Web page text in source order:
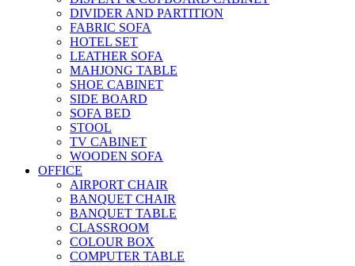
DIVIDER AND PARTITION
FABRIC SOFA
HOTEL SET
LEATHER SOFA
MAHJONG TABLE
SHOE CABINET
SIDE BOARD
SOFA BED
STOOL
TV CABINET
WOODEN SOFA
OFFICE
AIRPORT CHAIR
BANQUET CHAIR
BANQUET TABLE
CLASSROOM
COLOUR BOX
COMPUTER TABLE